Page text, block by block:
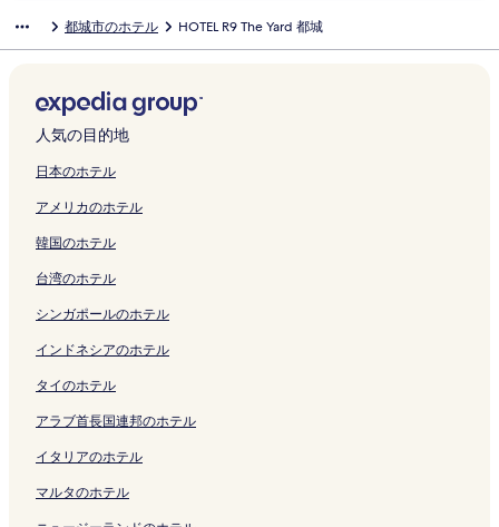
n
t
e
の
ー
を
開
く
リ
ク
s
の
ペ
ー
ジ
開
リ
ン
ク
n
y
a
o
o
o
の
ペ
ー
を
く
ン
ク
a
n
o
o
ペ
ジ
を
開
く
ン
-
e
M
y
k
n
o
j
o
ペ
ジ
開
く
リ
ン
e
i
y
k
n
j
o
の
ペ
ジ
開
リ
ン
ク
M
a
z
k
M
y
a
k
o
o
o
t
a
t
i
u
s
e
T
k
m
i
N
o
a
o
ペ
ー
ジ
を
z
o
t
l
ペ
ジ
を
開
く
ン
a
の
ペ
ー
ジ
開
リ
ン
ク
都城市のホテル HOTEL R9 The Yard 都城
人気の目的地
日本のホテル
アメリカのホテル
韓国のホテル
台湾のホテル
シンガポールのホテル
インドネシアのホテル
タイのホテル
アラブ首長国連邦のホテル
イタリアのホテル
マルタのホテル